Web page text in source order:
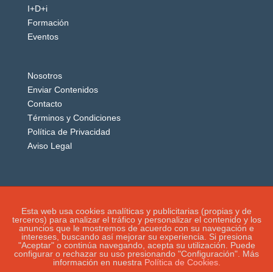
I+D+i
Formación
Eventos
Nosotros
Enviar Contenidos
Contacto
Términos y Condiciones
Política de Privacidad
Aviso Legal
IGUANAROBOT® 2020. Todos los derechos
Esta web usa cookies analíticas y publicitarias (propias y de
terceros) para analizar el tráfico y personalizar el contenido y los
anuncios que le mostremos de acuerdo con su navegación e
intereses, buscando así mejorar su experiencia. Si presiona
"Aceptar" o continúa navegando, acepta su utilización. Puede
configurar o rechazar su uso presionando "Configuración". Más
información en nuestra Política de Cookies.